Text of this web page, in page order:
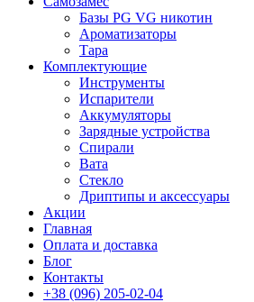
Базы PG VG никотин
Ароматизаторы
Тара
Комплектующие
Инструменты
Испарители
Аккумуляторы
Зарядные устройства
Спирали
Вата
Стекло
Дриптипы и аксессуары
Акции
Главная
Оплата и доставка
Блог
Контакты
+38 (096) 205-02-04